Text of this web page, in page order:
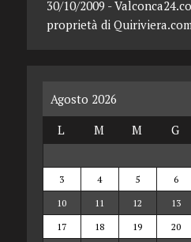
30/10/2009 -
proprietà di
Agosto 2026
L
M M G
3
4 5 6
10
11 12 13
17
18 19 20